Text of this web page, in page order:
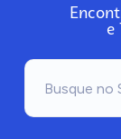
e